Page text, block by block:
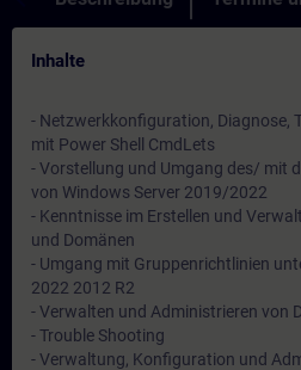
Inhalte
- Netzwerkkonfiguration, Diagnose,
mit Power Shell CmdLets
- Vorstellung und Umgang des/ mit
von Windows Server 2019/2022
- Kenntnisse im Erstellen und
und Domänen
- Umgang mit Gruppenrichtlinien
2022 2012 R2
- Verwalten und Administrieren von
- Trouble Shooting
- Verwaltung, Konfiguration und